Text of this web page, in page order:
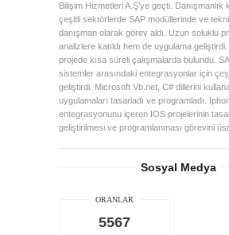
Bilişim Hizmetleri A.Ş’ye geçti.
çeşitli sektörlerde SAP modüllerinde ve
danışman olarak görev aldı. Uzun soluklu
analizlere katıldı hem de uygulama
projede kısa süreli çalışmalarda bulundu.
sistemler arasındaki entegrasyonlar için
geliştirdi. Microsoft Vb.net, C# dillerini
uygulamaları tasarladı ve programladı.
entegrasyonunu içeren IOS projelerinin
geliştirilmesi ve programlanması görevini
Sosyal Medya
ORANLAR
5567